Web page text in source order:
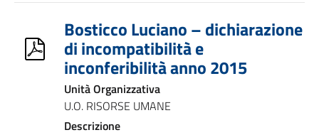
Bosticco Luciano – dichiarazione
di incompatibilità e
inconferibilità anno 2015
Unità Organizzativa
U.O. RISORSE UMANE
Descrizione